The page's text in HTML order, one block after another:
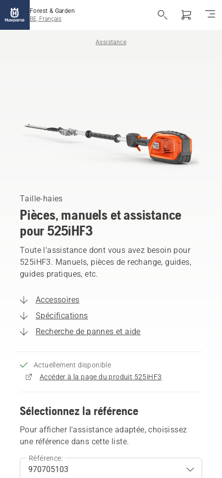
Forest & Garden
BE, Français
Assistance
Taille-haies
Pièces, manuels et assistance
pour 525iHF3
Toute l'assistance dont vous avez besoin pour
525iHF3. Manuels, pièces de rechange, guides,
guides pratiques, etc.
Accessoires
Spécifications
Recherche de pannes et aide
Actuellement disponible
Accéder à la page du produit 525iHF3
Sélectionnez la référence
Pour afficher l'assistance adaptée, choisissez
une référence dans cette liste.
Référence: